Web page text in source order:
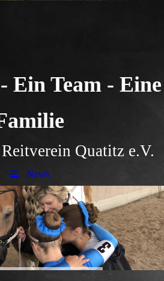
Ein Team - Eine
Quatitz e.V.
News